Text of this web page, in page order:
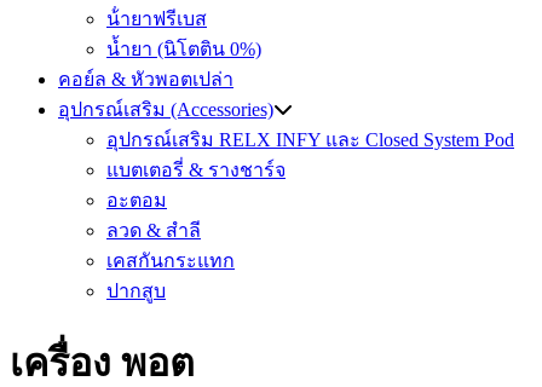
น้ํายาฟรีเบส
น้ำยา (นิโตติน 0%)
คอย์ล & หัวพอตเปล่า
อุปกรณ์เสริม (Accessories)
อุปกรณ์เสริม RELX INFY และ Closed System Pod
แบตเตอรี่ & รางชาร์จ
อะตอม
ลวด ​& สำลี
เคสกันกระแทก
ปากสูบ
เครื่อง พอต